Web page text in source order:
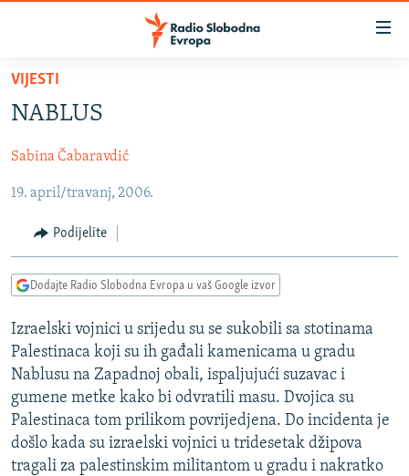
Pređite
glavni
Pređite
na
navigaciju
Pređite
na
pretragu
SRBIJA
KOSOVO
CRNA GORA
VIZUELNO
VIDEO
FOTOGALERIJE
INFOGRAFIKE
PODCASTI
RAT U UKRAJINI
KINA NA BALKANU
RSE PRIČE IZ SVIJETA
ISPRIČAJ MI
DNEVNO@RSE
VIJESTI
NABLUS
Sabina Čabaravdić
19. april/travanj, 2006.
Podijelite
Dodajte Radio Slobodna Evropa u vaš Google izvor
Izraelski vojnici u srijedu su se sukobili sa stotinama
Palestinaca koji su ih gađali kamenicama u gradu
Nablusu na Zapadnoj obali, ispaljujući suzavac i
gumene metke kako bi odvratili masu. Dvojica su
Palestinaca tom prilikom povrijedjena. Do incidenta je
došlo kada su izraelski vojnici u tridesetak džipova
tragali za palestinskim militantom u gradu i nakratko